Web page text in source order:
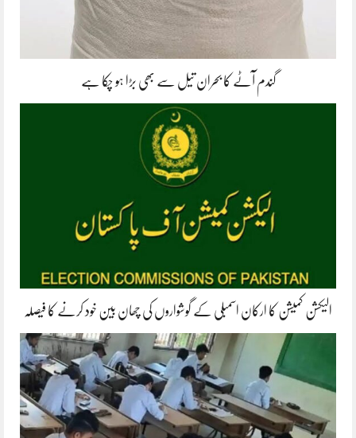
گندم آٹے کا بحران تیل سے بھی بڑا ہو چکا ہے
الیکشن کمیشن کا ارکان اسمبلی کے گوشواروں کی چھان بین خود کرنے کا فیصلہ